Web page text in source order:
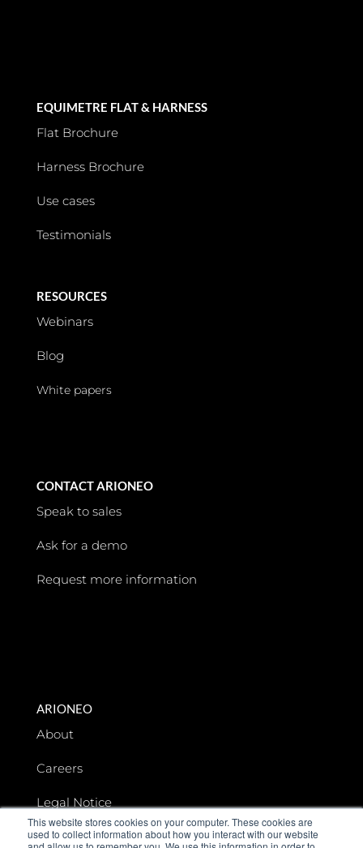
This website stores cookies on your computer. These cookies are
used to collect information about how you interact with our website
EQUIMETRE FLAT & HARNESS
Flat Brochure
Harness Brochure
Use cases
Testimonials
RESOURCES
Webinars
Blog
White papers
CONTACT ARIONEO
Speak to sales
Ask for a demo
Request more information
ARIONEO
About
Careers
Legal Notice
Data privacy